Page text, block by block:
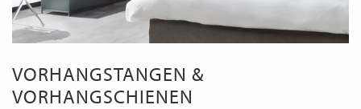
VORHANGSTANGEN &
VORHANGSCHIENEN